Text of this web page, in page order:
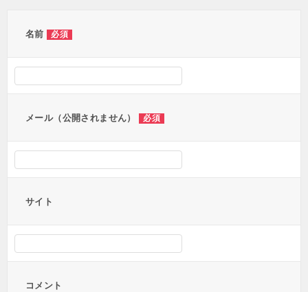
名前 必須
メール（公開されません） 必須
サイト
コメント